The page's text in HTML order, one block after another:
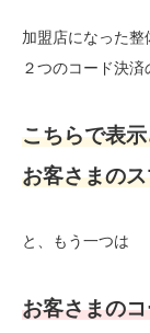
加盟店になった整
２つのコード決済
こちらで表
お客さまの
と、もう一つは
お客さまの